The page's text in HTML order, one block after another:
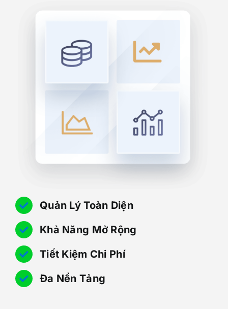
Quản Lý Toàn Diện
Khả Năng Mở Rộng
Tiết Kiệm Chi Phí
Đa Nền Tảng